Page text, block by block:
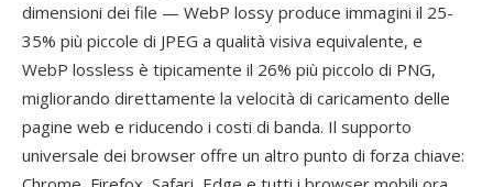
dimensioni dei file — WebP lossy produce immagini il 25-
35% più piccole di JPEG a qualità visiva equivalente, e
WebP lossless è tipicamente il 26% più piccolo di PNG,
migliorando direttamente la velocità di caricamento delle
pagine web e riducendo i costi di banda. Il supporto
universale dei browser offre un altro punto di forza chiave: